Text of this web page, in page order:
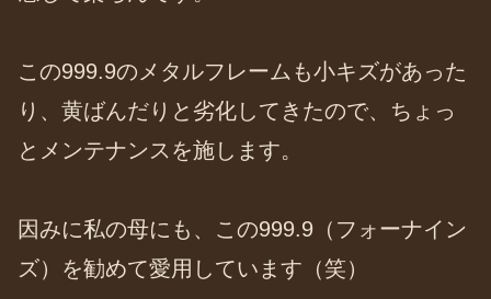
この999.9のメタルフレームも小キズがあった
り、黄ばんだりと劣化してきたので、ちょっ
とメンテナンスを施します。
因みに私の母にも、この999.9（フォーナイン
ズ）を勧めて愛用しています（笑）